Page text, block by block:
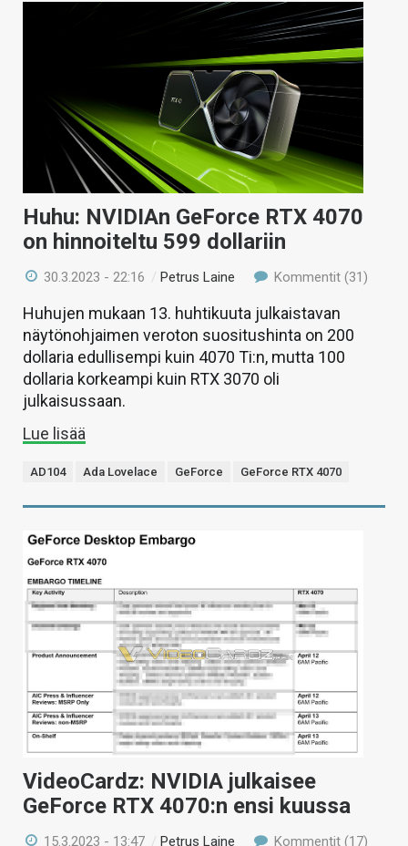
Huhu: NVIDIAn GeForce RTX 4070
on hinnoiteltu 599 dollariin
30.3.2023 - 22:16 /Petrus Laine Kommentit (31)
Huhujen mukaan 13. huhtikuuta julkaistavan
näytönohjaimen veroton suositushinta on 200
dollaria edullisempi kuin 4070 Ti:n, mutta 100
dollaria korkeampi kuin RTX 3070 oli
julkaisussaan.
Lue lisää
AD104 Ada Lovelace GeForce GeForce RTX 4070
VideoCardz: NVIDIA julkaisee
GeForce RTX 4070:n ensi kuussa
15.3.2023 - 13:47 /Petrus Laine Kommentit (17)